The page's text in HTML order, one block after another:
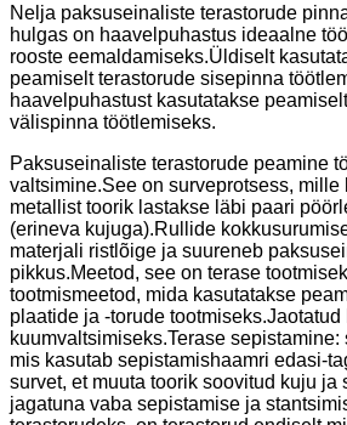
Nelja paksuseinaliste terastorude
hulgas on haavelpuhastus ideaalne
rooste eemaldamiseks.Üldiselt
peamiselt terastorude sisepinna
haavelpuhastust kasutatakse
välispinna töötlemiseks.
Paksuseinaliste terastorude peamine
valtsimine.See on surveprotsess, mille
metallist toorik lastakse läbi paari
(erineva kujuga).Rullide
materjali ristlõige ja suureneb
pikkus.Meetod, see on terase
tootmismeetod, mida kasutatakse
plaatide ja -torude
kuumvaltsimiseks.Terase sepistamine:
mis kasutab sepistamishaamri edasi-
survet, et muuta toorik soovitud kuju ja
jagatuna vaba sepistamise ja